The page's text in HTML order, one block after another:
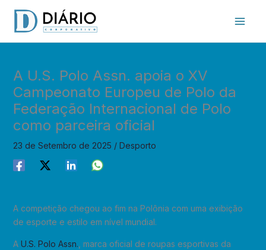
content
A U.S. Polo Assn. apoia o XV
Campeonato Europeu de Polo da
Federação Internacional de Polo
como parceira oficial
23 de Setembro de 2025 / Desporto
A competição chegou ao fim na Polônia com uma exibição
de esporte e estilo em nível mundial.
A U.S. Polo Assn. , marca oficial de roupas esportivas da